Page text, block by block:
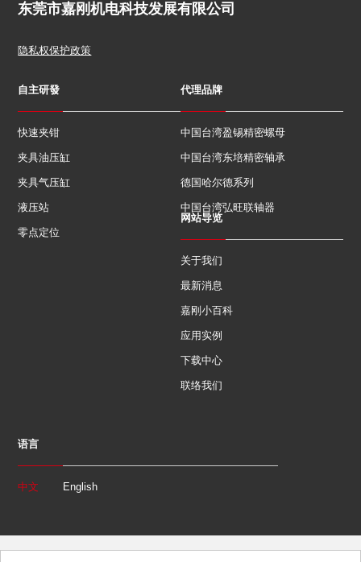
东莞市嘉刚机电科技发展有限公司
隐私权保护政策
自主研發
快速夹钳
夹具油压缸
夹具气压缸
液压站
零点定位
代理品牌
中国台湾盈锡精密螺母
中国台湾东培精密轴承
德国哈尔德系列
中国台湾弘旺联轴器
网站导览
关于我们
最新消息
嘉刚小百科
应用实例
下载中心
联络我们
语言
中文 English